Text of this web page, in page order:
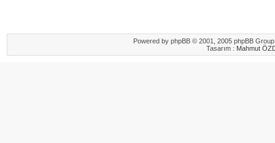
Powered by phpBB © 2001, 2005 phpBB
Tasarım : Mahmut